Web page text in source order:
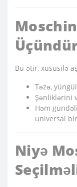
Bu ətir, xüsusilə
Təzə,
Şənliklərini
Həm
universal
Niyə